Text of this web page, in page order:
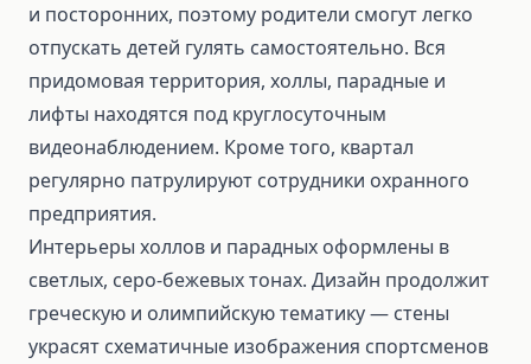
и посторонних, поэтому родители смогут легко
отпускать детей гулять самостоятельно. Вся
придомовая территория, холлы, парадные и
лифты находятся под круглосуточным
видеонаблюдением. Кроме того, квартал
регулярно патрулируют сотрудники охранного
предприятия.
Интерьеры холлов и парадных оформлены в
светлых, серо-бежевых тонах. Дизайн продолжит
греческую и олимпийскую тематику — стены
украсят схематичные изображения спортсменов